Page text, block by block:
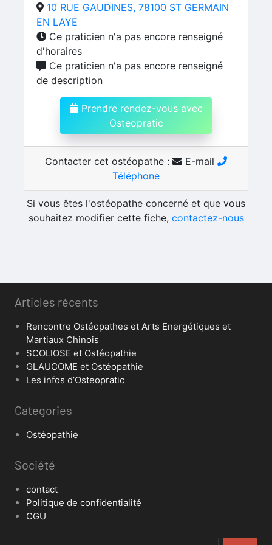
10 RUE GAUDINES, 78100 ST GERMAIN
EN LAYE
Ce praticien n'a pas encore renseigné
d'horaires
Ce praticien n'a pas encore renseigné
de description
Prendre rendez-vous avec
Osteopratic
Contacter cet ostéopathe :
E-mail
Téléphone
Si vous êtes l'ostéopathe concerné et que vous
souhaitez modifier cette fiche, contactez-nous
Articles récents
Rencontre Ostéopathes et Arts Energétiques et
Martiaux Chinois
SCOLIOSE et Ostéopathie
GLAUCOME et Ostéopathie
Les infos d’Osteopratic
Categories
Ostéopathie
Société
contact
Politique de confidentialité
CGU